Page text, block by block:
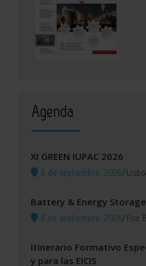
Agenda
XI GREEN IUPAC 2026
8 de septiembre, 2026/
Battery & Energy
8 de septiembre, 2026/Fira
Itinerario Formativo
y para las EICIS